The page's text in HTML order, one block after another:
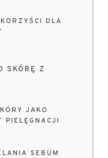
DLA
SKÓRĘ Z
JAKO
PIELĘGNACJI
SEBUM